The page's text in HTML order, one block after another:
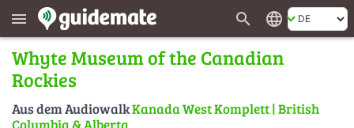
menu search language
Whyte Museum of the Canadian
Rockies
Aus dem AudiowalkKanada West Komplett | British
Columbia & Alberta